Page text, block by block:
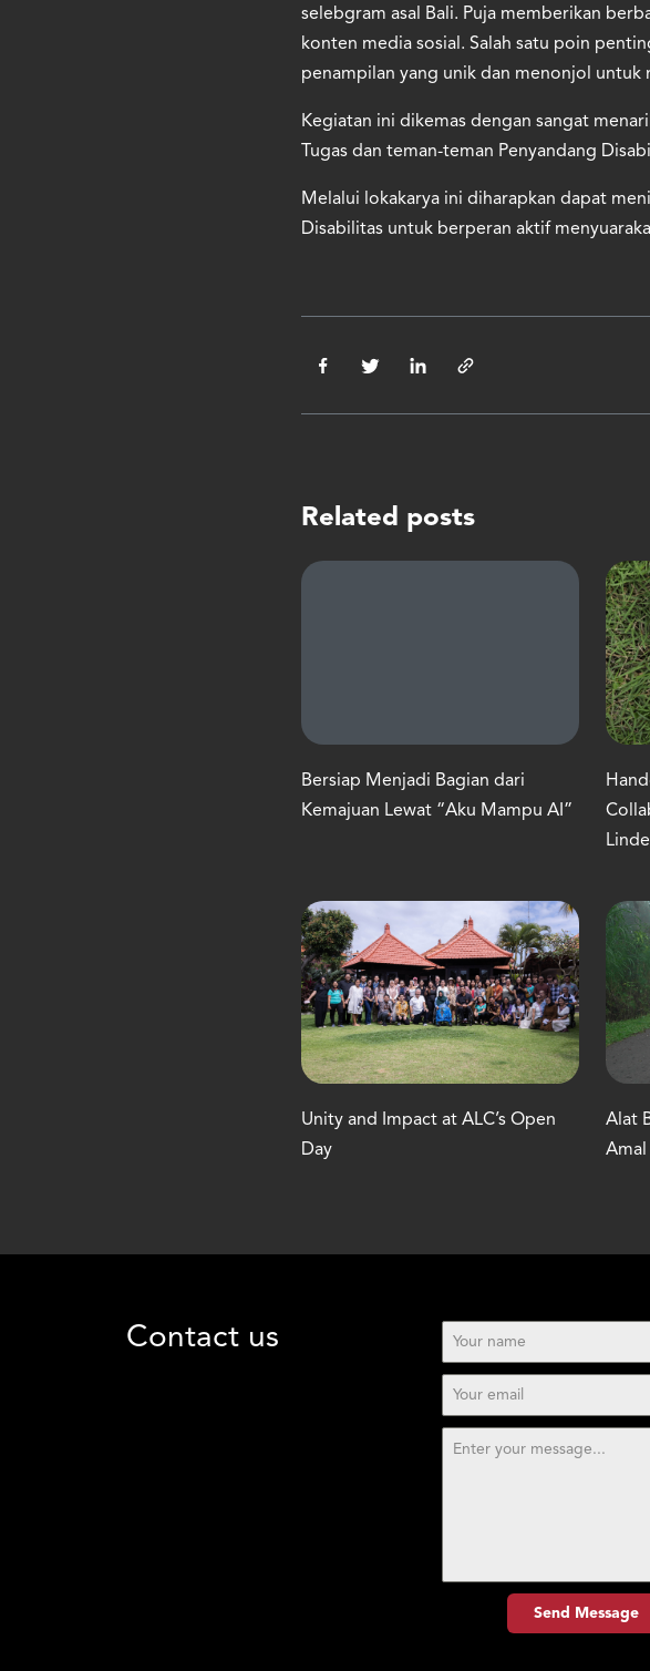
selebgram asal Bali. Puja memberikan
konten media sosial. Salah satu poin
penampilan yang unik dan menonjol untuk
Kegiatan ini dikemas dengan sangat
Tugas dan teman-teman Penyandang
Melalui lokakarya ini diharapkan dapat
Disabilitas untuk berperan aktif
Related posts
Bersiap Menjadi Bagian dari
Kemajuan Lewat “Aku Mampu AI”
Unity and Impact at ALC’s Open
Day
Alat
Amal
Contact us
Send Message